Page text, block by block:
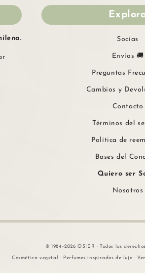
Socias
Envíos 🚚
Preguntas
Cambios y
Contacto
Términos del
Política de
Bases del
Quiero ser
Nosotros
© 1984–2026 OSIER · Todos los
Cosmética vegetal · Perfumes inspirados de lujo ·